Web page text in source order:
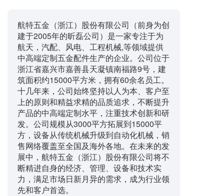
航特五金（浙江）股份有限公司（前身为创
建于2005年的昕磊公司）是一家专注于为
航天，汽配、风电、工程机械,等领域提供
中高端定制五金配件生产的企业。公司位于
浙江省嘉兴市嘉善县天凝镇南福路9号，建
筑面积约15000平方米，拥有60余名员工。
十几年来，公司始终坚持以人为本、客户至
上的原则和精益求精的品质追求，不断提升
产品的中高端定制水平，注重技术创新和研
发。公司规模从3000平方拓展到15000平
方，设备从传统机械升级到自动化机械，销
售网络覆盖至全国及海外各地。在未来的发
展中，航特五金（浙江）股份有限公司将不
断精进自身的经济、管理、设备和技术实
力，满足市场日新月异的需求，成为行业领
先和客户首选。